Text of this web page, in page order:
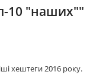
10 "наших""
хештеги 2016 року.